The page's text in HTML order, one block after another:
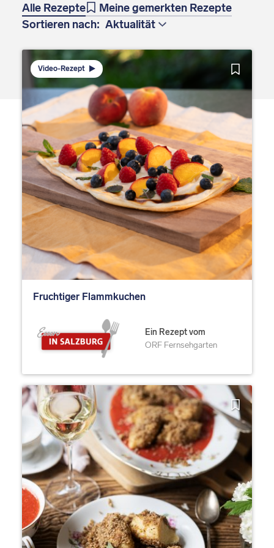
Alle Rezepte
Meine gemerkten Rezepte
Sortieren nach:
Video-Rezept
Fruchtiger Flammkuchen
Ein Rezept vom
ORF Fernsehgarten